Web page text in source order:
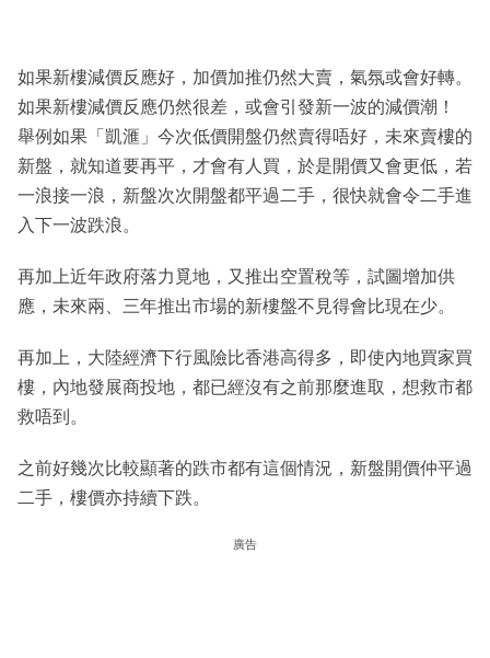
如果新樓減價反應好，加價加推仍然大賣，氣氛或會好轉。
如果新樓減價反應仍然很差，或會引發新一波的減價潮！
舉例如果「凱滙」今次低價開盤仍然賣得唔好，未來賣樓的
新盤，就知道要再平，才會有人買，於是開價又會更低，若
一浪接一浪，新盤次次開盤都平過二手，很快就會令二手進
入下一波跌浪。
再加上近年政府落力覓地，又推出空置稅等，試圖增加供
應，未來兩、三年推出市場的新樓盤不見得會比現在少。
再加上，大陸經濟下行風險比香港高得多，即使內地買家買
樓，內地發展商投地，都已經沒有之前那麼進取，想救市都
救唔到。
之前好幾次比較顯著的跌市都有這個情況，新盤開價仲平過
二手，樓價亦持續下跌。
廣告